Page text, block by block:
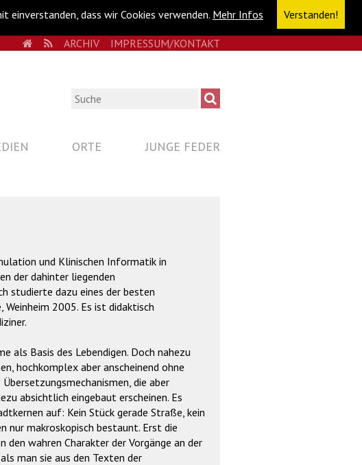
einverstanden, dass wir Cookies verwenden. Mehr Infos Verstanden!
HOMERSSARCHIV IMPRESSUM/KONTAKT
Suche
ORTE JUNGE FEDER
und Klinischen Informatik in
der dahinter liegenden
studierte dazu eines der besten
2005. Es ist didaktisch
als Basis des Lebendigen. Doch nahezu
hochkomplex aber anscheinend ohne
die aber
absichtlich eingebaut erscheinen. Es
auf: Kein Stück gerade Straße, kein
nur makroskopisch bestaunt. Erst die
wahren Charakter der Vorgänge an der
man sie aus den Texten der